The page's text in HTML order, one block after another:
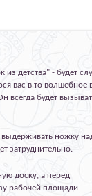
детства" - будет
вас в то волшебное
будет
выдерживать ножку
затруднительно.
доску, а перед
рабочей площади